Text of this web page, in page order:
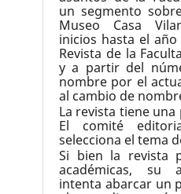
un segmento
Museo Casa
inicios hasta el
Revista de la
y a partir del
nombre por el
al cambio de
La revista tiene
El comité
selecciona el tema
Si bien la revista
académicas, su
intenta abarcar un